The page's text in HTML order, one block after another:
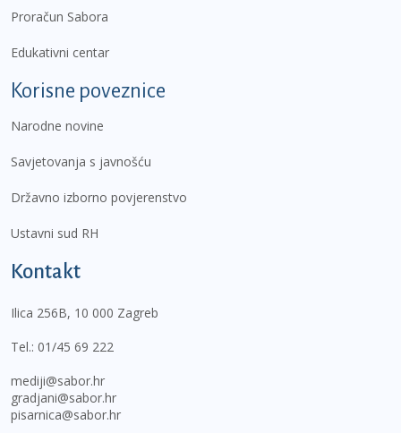
Proračun Sabora
Edukativni centar
Korisne poveznice
Narodne novine
Savjetovanja s javnošću
Državno izborno povjerenstvo
Ustavni sud RH
Kontakt
Ilica 256B, 10 000 Zagreb
Tel.: 01/45 69 222
mediji@sabor.hr
gradjani@sabor.hr
pisarnica@sabor.hr